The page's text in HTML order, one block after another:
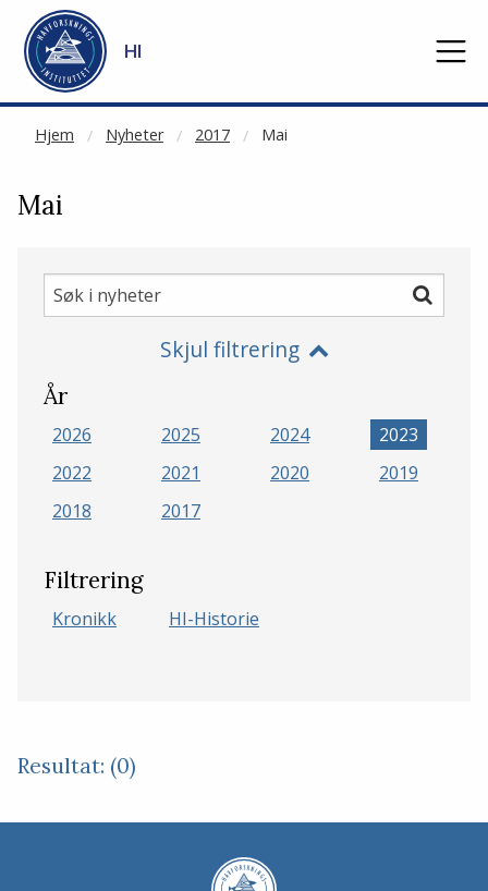
Gå til hovedinnhold
HI
Hjem Nyheter 2017 Mai
NOT CACHED
Mai
Søk
i
Søk
Skjul filtrering
År
2026 2025 2024
2023
2022
2021 2020
2019
2018
2017
Filtrering
Kronikk HI-Historie
Resultat: (0)